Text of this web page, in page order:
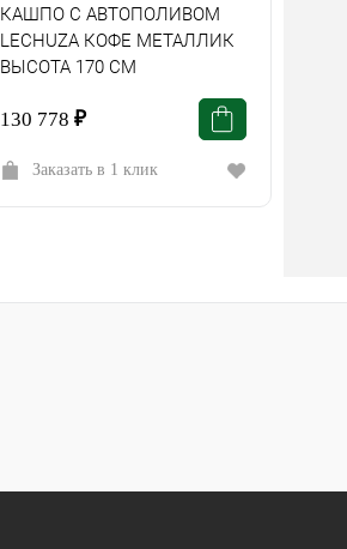
КАШПО С АВТОПОЛИВОМ
LECHUZA КОФЕ МЕТАЛЛИК
ВЫСОТА 170 СМ
130 778 ₽
Заказать в 1 клик